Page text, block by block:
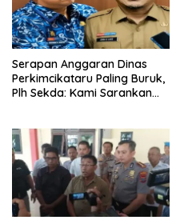
Serapan Anggaran Dinas
Perkimcikataru Paling Buruk,
Plh Sekda: Kami Sarankan